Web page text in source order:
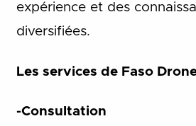
expérience et des
diversifiées.
Les services de Faso
-Consultation